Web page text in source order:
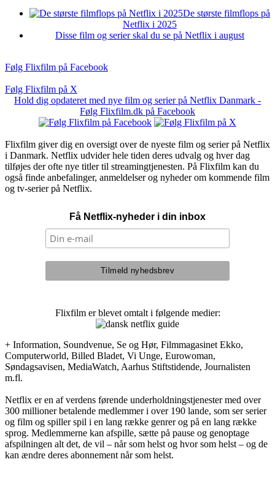
De største filmflops på
Netflix i 2025
Disse film og serier skal du se på Netflix i august
Følg Flixfilm på Facebook
Følg Flixfilm på X
Hold dig opdateret med nye film og serier på Netflix Danmark -
Følg Flixfilm.dk på Facebook
Flixfilm giver dig en oversigt over de nyeste film og serier på Netflix
i Danmark. Netflix udvider hele tiden deres udvalg og hver dag
tilføjes der ofte nye titler til streamingtjenesten. På Flixfilm kan du
også finde anbefalinger, anmeldelser og nyheder om kommende film
og tv-serier på Netflix.
Få Netflix-nyheder i din inbox
Flixfilm er blevet omtalt i følgende medier:
+ Information, Soundvenue, Se og Hør, Filmmagasinet Ekko,
Computerworld, Billed Bladet, Vi Unge, Eurowoman,
Søndagsavisen, MediaWatch, Aarhus Stiftstidende, Journalisten
m.fl.
Netflix er en af verdens førende underholdningstjenester med over
300 millioner betalende medlemmer i over 190 lande, som ser serier
og film og spiller spil i en lang række genrer og på en lang række
sprog. Medlemmerne kan afspille, sætte på pause og genoptage
afspilningen alt det, de vil – når som helst og hvor som helst – og de
kan ændre deres abonnement når som helst.